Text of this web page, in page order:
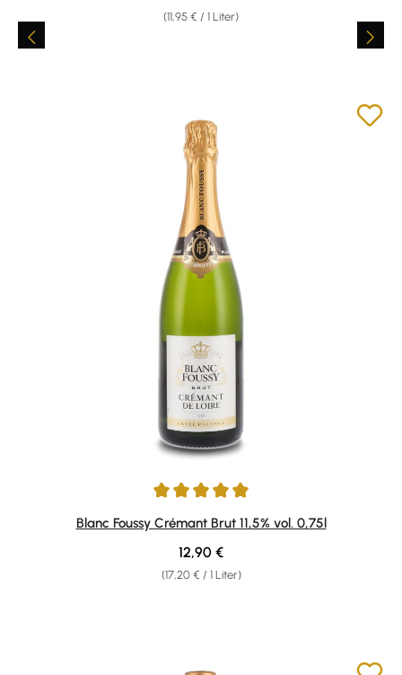
(11,95 € / 1 Liter)
Durchschnittliche Bewertung von 5 von 5 Sternen
Blanc Foussy Crémant Brut 11,5% vol. 0,75l
(17,20 € / 1 Liter)
Regulärer Preis:
12,90 €